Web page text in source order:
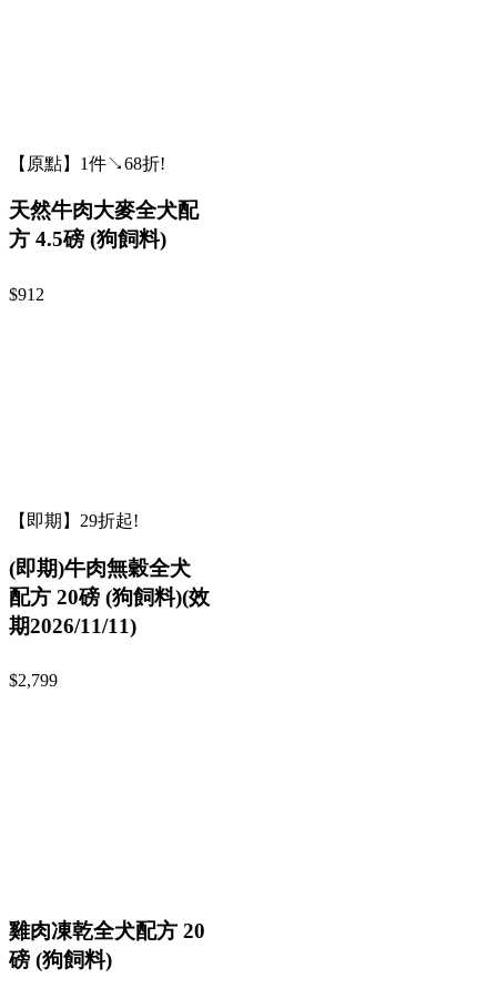
【原點】1件↘68折!
天然牛肉大麥全犬配
方 4.5磅 (狗飼料)
$912
【即期】29折起!
(即期)牛肉無穀全犬
配方 20磅 (狗飼料)(效
期2026/11/11)
$2,799
雞肉凍乾全犬配方 20
磅 (狗飼料)